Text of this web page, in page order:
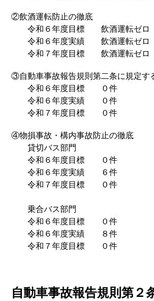
②飲酒運転防止の徹底
令和６年度目標 飲酒運転ゼロ
令和６年度実績 飲酒運転ゼロ
令和７年度目標 飲酒運転ゼロ
③自動車事故報告規則第二条に規定す
令和６年度目標 ０件
令和６年度実績 ０件
令和７年度目標 ０件
④物損事故・構内事故防止の徹底
貸切バス部門
令和６年度目標 ０件
令和６年度実績 ６件
令和７年度目標 ０件
乗合バス部門
令和６年度目標 ０件
令和６年度実績 ８件
令和７年度目標 ０件
自動車事故報告規則第２